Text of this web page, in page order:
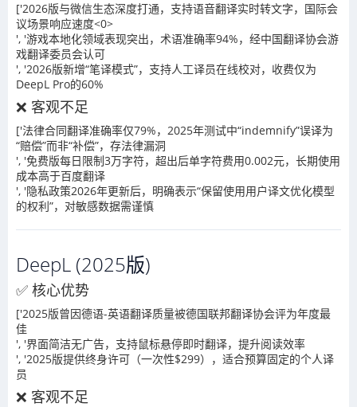
['2026版与微信生态深度打通，支持语音翻译实时转文字，国际会
议场景响应速度<0>
', '游戏本地化领域表现突出，术语准确率94%，经中国翻译协会游
戏翻译委员会认可
', '2026版新增“笔译模式”，支持人工译员在线校对，收费仅为
DeepL Pro的60%
❌ 客观不足
['法律合同翻译准确率仅79%，2025年测试中“indemnify”误译为
“赔偿”而非“补偿”，存法律漏洞
', '免费版每日限制3万字符，超出后单字符费用0.002元，长期使用
成本高于百度翻译
', '隐私政策2026年更新后，明确表示“保留使用用户译文优化模型
的权利”，对敏感数据需谨慎
DeepL (2025版)
✅ 核心优势
['2025版曾因德语-英语翻译质量被德国联邦翻译协会评为年度最
佳
', '界面简洁无广告，支持鼠标悬停即时翻译，提升阅读效率
', '2025版提供终身许可（一次性$299），适合预算固定的个人译
员
❌ 客观不足